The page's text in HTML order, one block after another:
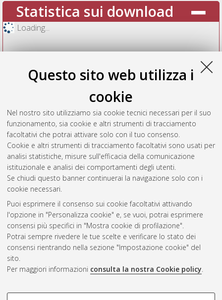
Questo sito web utilizza i
cookie
Nel nostro sito utilizziamo sia cookie tecnici necessari per il suo
funzionamento, sia cookie e altri strumenti di tracciamento
facoltativi che potrai attivare solo con il tuo consenso.
Cookie e altri strumenti di tracciamento facoltativi sono usati per
analisi statistiche, misure sull'efficacia della comunicazione
istituzionale e analisi dei comportamenti degli utenti.
Se chiudi questo banner continuerai la navigazione solo con i
cookie necessari.
Puoi esprimere il consenso sui cookie facoltativi attivando
l'opzione in "Personalizza cookie" e, se vuoi, potrai esprimere
consensi più specifici in "Mostra cookie di profilazione".
Potrai sempre rivedere le tue scelte e verificare lo stato dei
consensi rientrando nella sezione "Impostazione cookie" del
sito.
Per maggiori informazioni consulta la nostra Cookie policy.
COOKIE DI PROFILAZIONE -
Statistica sui download
Loading...
Vedi altre statistiche
Gestione del documento:
Atom
Rss
2.0
AMS Acta
ISSN: 2038-7954
re3data.org -
doi.org/10.17616/R3P19R
Servizio implementato e
Impostazioni Cookie